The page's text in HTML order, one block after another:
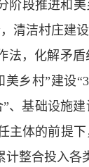
阶段推进和
清洁村庄建
法，化解矛
乡村”建设
、基础设施
体的前提
整合投入各